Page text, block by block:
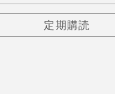
定期購読